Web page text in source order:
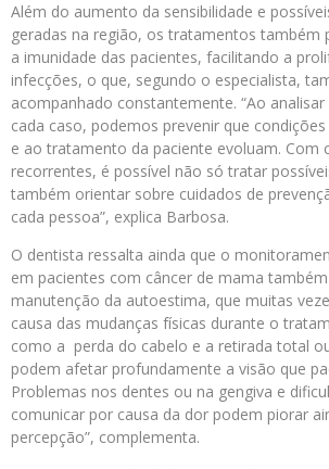
Além do aumento da sensibilidade e
geradas na região, os tratamentos também
a imunidade das pacientes, facilitando a
infecções, o que, segundo o especialista,
acompanhado constantemente. “Ao
cada caso, podemos prevenir que
e ao tratamento da paciente evoluam. Com
recorrentes, é possível não só tratar
também orientar sobre cuidados de
cada pessoa”, explica Barbosa.
O dentista ressalta ainda que o
em pacientes com câncer de mama
manutenção da autoestima, que muitas
causa das mudanças físicas durante o
como a perda do cabelo e a retirada total
podem afetar profundamente a visão que
Problemas nos dentes ou na gengiva e
comunicar por causa da dor podem piorar
percepção”, complementa.